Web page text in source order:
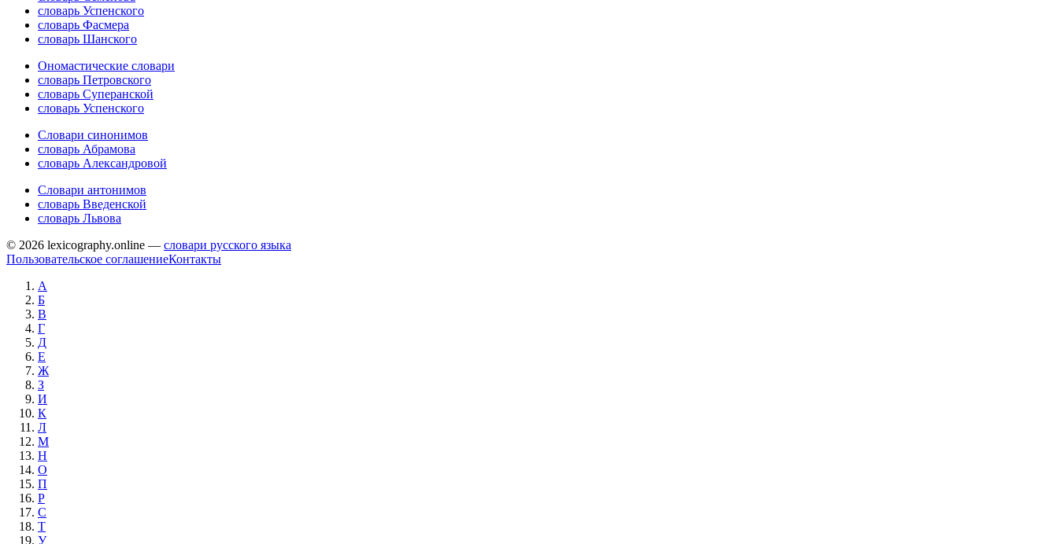
словарь Успенского
словарь Фасмера
словарь Шанского
Ономастические словари
словарь Петровского
словарь Суперанской
словарь Успенского
Словари синонимов
словарь Абрамова
словарь Александровой
Словари антонимов
словарь Введенской
словарь Львова
© 2026 lexicography.online — словари русского языка
Пользовательское соглашениеКонтакты
А
Б
В
Г
Д
Е
Ж
З
И
К
Л
М
Н
О
П
Р
С
Т
У